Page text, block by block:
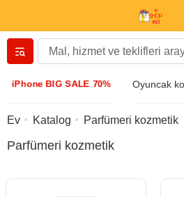
iPhone BIG SALE 70% Oyuncak
Вернуться назад
Aksesuarlar
Ev Katalog Parfümeri kozmetik
Parfümeri kozmetik